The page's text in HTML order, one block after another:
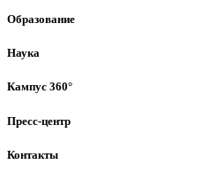
Образование
Наука
Кампус 360°
Пресс-центр
Контакты